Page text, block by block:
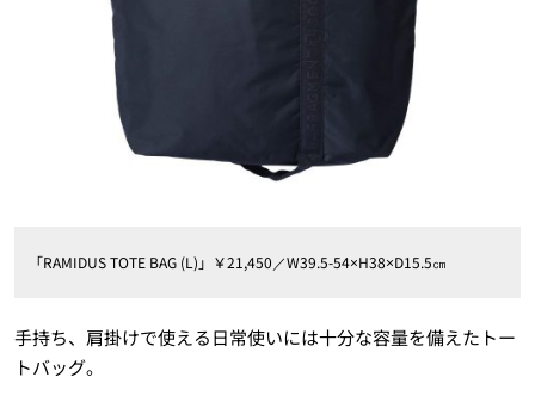
「RAMIDUS TOTE BAG (L)」￥21,450／W39.5-54×H38×D15.5㎝
手持ち、肩掛けで使える日常使いには十分な容量を備えたトー
トバッグ。